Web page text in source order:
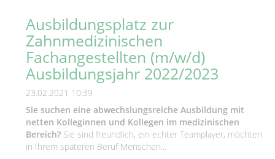
Ausbildungsplatz zur
Zahnmedizinischen
Fachangestellten (m/w/d)
Ausbildungsjahr 2022/2023
23.02.2021 10:39
Sie suchen eine abwechslungsreiche Ausbildung mit
netten Kolleginnen und Kollegen im medizinischen
Bereich? Sie sind freundlich, ein echter Teamplayer, möchten
in Ihrem späteren Beruf Menschen...